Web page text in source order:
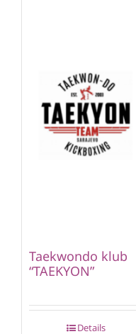
Taekwondo klub
“TAEKYON”
Details